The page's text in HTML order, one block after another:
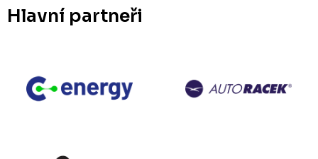
Hlavní partneři